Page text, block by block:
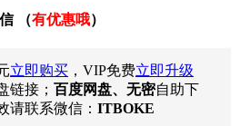
（有优惠哦）
立即购买 ，VIP免费立即升级
链接； 百度网盘、无密自助下
请联系微信： ITBOKE